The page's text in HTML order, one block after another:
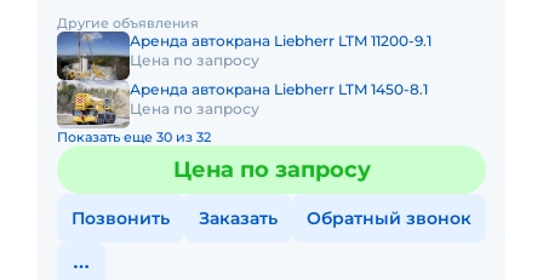
автокрана. LIEBHER
Другие объявления
Аренда автокрана Liebherr LTM 11200-9.1
Цена по запросу
Аренда автокрана Liebherr LTM 1450-8.1
Цена по запросу
Показать еще 30 из 32
Цена по запросу
Позвонить Заказать Обратный звонок